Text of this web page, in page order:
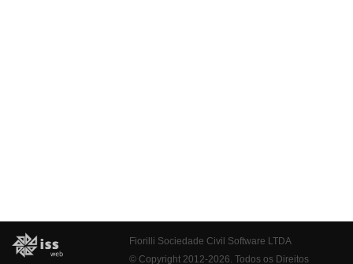
Fiorilli Sociedade Civil Software LTDA
© Copyright 2012-2026. Todos os Direitos